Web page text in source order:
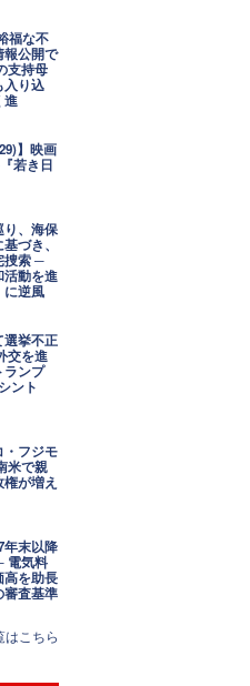
福な不
報公開で
支持母
入り込
進
】映画
若き日
り、海保
づき、
捜索 ─
活動を進
に逆風
選挙不正
交を進
ランプ
ント
・フジモ
米で親
が増え
年末以降
電気料
高を助長
審査基準
はこちら